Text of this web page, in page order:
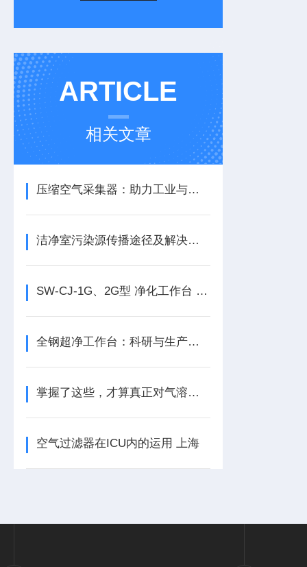
ARTICLE
相关文章
压缩空气采集器：助力工业与科研的气体“捕手”
洁净室污染源传播途径及解决办法 上海
SW-CJ-1G、2G型 净化工作台 使用维修说明书
全钢超净工作台：科研与生产的洁净守护者
掌握了这些，才算真正对气溶胶发生器入门儿！
空气过滤器在ICU内的运用 上海